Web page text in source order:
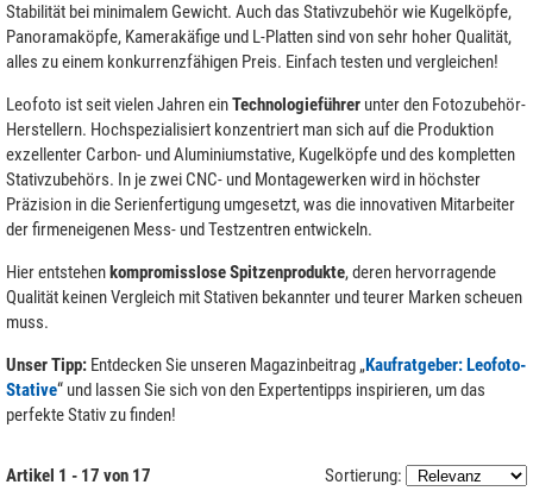
Stabilität bei minimalem Gewicht. Auch das Stativzubehör wie Kugelköpfe,
Panoramaköpfe, Kamerakäfige und L-Platten sind von sehr hoher Qualität,
alles zu einem konkurrenzfähigen Preis. Einfach testen und vergleichen!
Leofoto ist seit vielen Jahren einTechnologieführer unter den Fotozubehör-
Herstellern. Hochspezialisiert konzentriert man sich auf die Produktion
exzellenter Carbon- und Aluminiumstative, Kugelköpfe und des kompletten
Stativzubehörs. In je zwei CNC- und Montagewerken wird in höchster
Präzision in die Serienfertigung umgesetzt, was die innovativen Mitarbeiter
der firmeneigenen Mess- und Testzentren entwickeln.
Hier entstehenkompromisslose Spitzenprodukte, deren hervorragende
Qualität keinen Vergleich mit Stativen bekannter und teurer Marken scheuen
muss.
Unser Tipp: Entdecken Sie unseren Magazinbeitrag „Kaufratgeber: Leofoto-
Stative“ und lassen Sie sich von den Expertentipps inspirieren, um das
perfekte Stativ zu finden!
Artikel 1 - 17 von 17 Sortierung: